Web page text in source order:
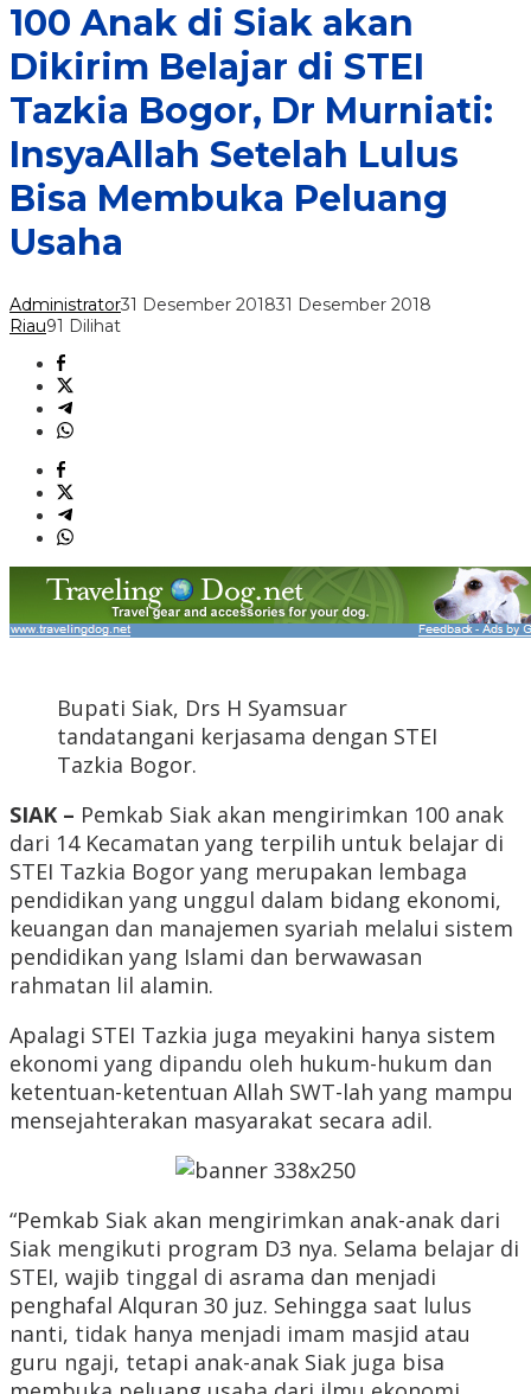
100 Anak di Siak akan
Dikirim Belajar di STEI
Tazkia Bogor, Dr Murniati:
InsyaAllah Setelah Lulus
Bisa Membuka Peluang
Usaha
Administrator31 Desember 201831 Desember 2018
Riau91 Dilihat
Bupati Siak, Drs H Syamsuar
tandatangani kerjasama dengan STEI
Tazkia Bogor.
SIAK – Pemkab Siak akan mengirimkan 100 anak
dari 14 Kecamatan yang terpilih untuk belajar di
STEI Tazkia Bogor yang merupakan lembaga
pendidikan yang unggul dalam bidang ekonomi,
keuangan dan manajemen syariah melalui sistem
pendidikan yang Islami dan berwawasan
rahmatan lil alamin.
Apalagi STEI Tazkia juga meyakini hanya sistem
ekonomi yang dipandu oleh hukum-hukum dan
ketentuan-ketentuan Allah SWT-lah yang mampu
mensejahterakan masyarakat secara adil.
“Pemkab Siak akan mengirimkan anak-anak dari
Siak mengikuti program D3 nya. Selama belajar di
STEI, wajib tinggal di asrama dan menjadi
penghafal Alquran 30 juz. Sehingga saat lulus
nanti, tidak hanya menjadi imam masjid atau
guru ngaji, tetapi anak-anak Siak juga bisa